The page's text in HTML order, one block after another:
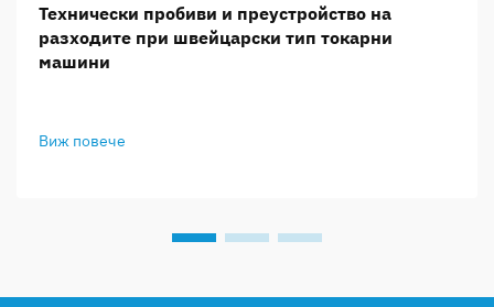
Технически пробиви и преустройство на
разходите при швейцарски тип токарни
машини
Виж повече